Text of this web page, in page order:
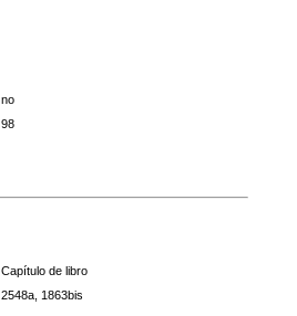
no
98
Capítulo de libro
2548a, 1863bis